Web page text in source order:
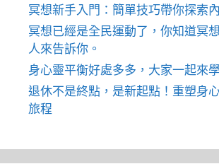
冥想新手入門：簡單技巧帶你探索
冥想已經是全民運動了，你知道冥
人來告訴你。
身心靈平衡好處多多，大家一起來
退休不是終點，是新起點！重塑身
旅程